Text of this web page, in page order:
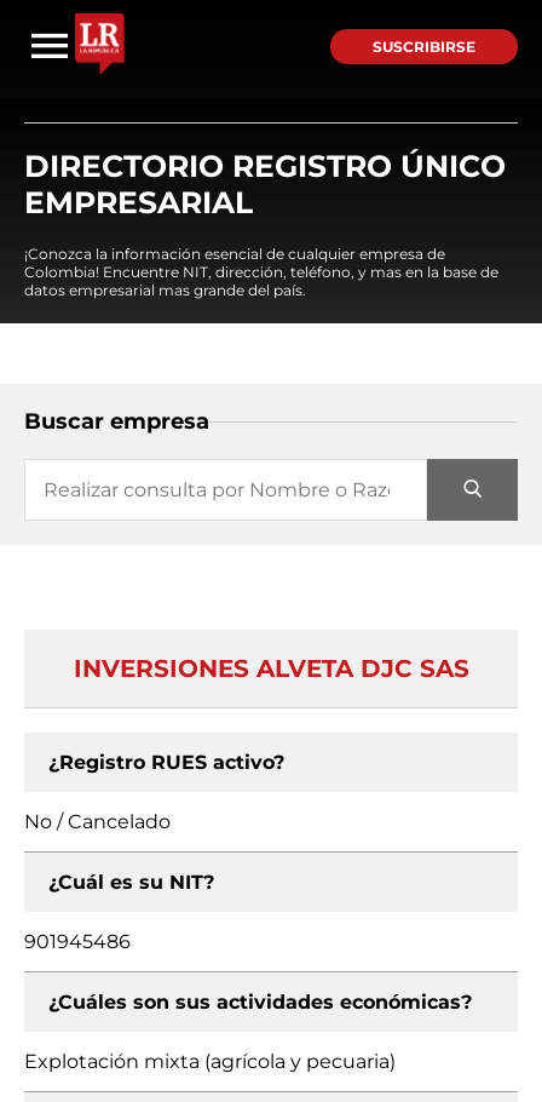
SUSCRIBIRSE
DIRECTORIO REGISTRO ÚNICO
EMPRESARIAL
¡Conozca la información esencial de cualquier empresa de
Colombia! Encuentre NIT, dirección, teléfono, y mas en la base de
datos empresarial mas grande del país.
Buscar empresa
INVERSIONES ALVETA DJC SAS
¿Registro RUES activo?
No / Cancelado
¿Cuál es su NIT?
901945486
¿Cuáles son sus actividades económicas?
Explotación mixta (agrícola y pecuaria)